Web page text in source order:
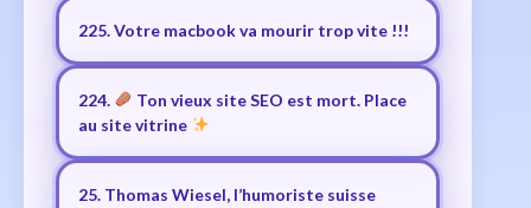
225. Votre macbook va mourir trop vite !!!
224.
Ton vieux site SEO est mort. Place
au site vitrine
25. Thomas Wiesel, l’humoriste suisse